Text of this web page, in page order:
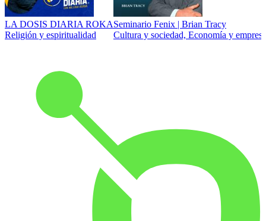
LA DOSIS DIARIA ROKA
Religión y espiritualidad
Seminario Fenix | Brian Tracy
Cultura y sociedad, Economía y